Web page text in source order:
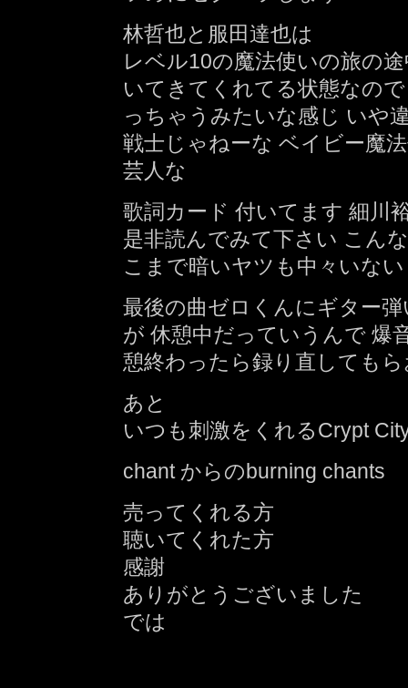
林哲也と服田達也は
レベル10の魔法使いの旅の
いてきてくれてる状態なの
っちゃうみたいな感じ いや
戦士じゃねーな ベイビー魔
芸人な
歌詞カード 付いてます 細川
是非読んでみて下さい こん
こまで暗いヤツも中々いな
最後の曲ゼロくんにギター
が 休憩中だっていうんで 爆
憩終わったら録り直しても
あと
いつも刺激をくれるCrypt
chant からのburning chants
売ってくれる方
聴いてくれた方
感謝
ありがとうございました
では